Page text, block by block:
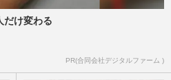
お気に入りの「カメリアワン
だけ変わる
PR(合同会社デジタルファーム )